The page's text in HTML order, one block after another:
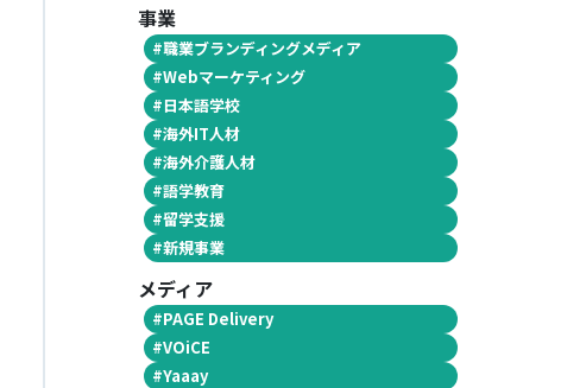
事業
#職業ブランディングメディア
#Webマーケティング
#日本語学校
#海外IT人材
#海外介護人材
#語学教育
#留学支援
#新規事業
メディア
#PAGE Delivery
#VOiCE
#Yaaay